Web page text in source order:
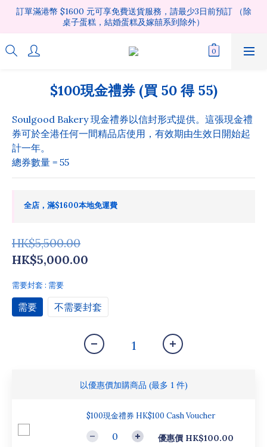
訂單滿港幣 $1600 元可享免費送貨服務，請最少3日前預訂 （除
桌子蛋糕，結婚蛋糕及嫁囍系到除外）
$100現金禮券 (買 50 得 55)
Soulgood Bakery 現金禮券以信封形式提供。這張現金禮
券可於全港任何一間精品店使用，有效期由生效日開始起
計一年。
總券數量 = 55
全店，滿$1600本地免運費
HK$5,500.00
HK$5,000.00
需要封套: 需要
需要 不需要封套
以優惠價加購商品 (最多 1 件)
$100現金禮券 HK$100 Cash Voucher
優惠價 HK$100.00